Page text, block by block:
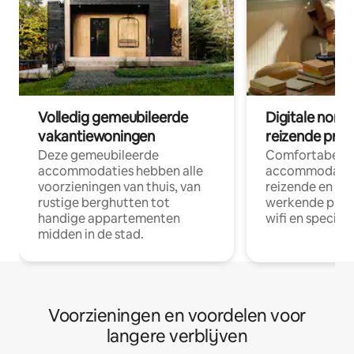
Volledig gemeubileerde
vakantiewoningen
Deze gemeubileerde
accommodaties hebben alle
voorzieningen van thuis, van
rustige berghutten tot
handige appartementen
midden in de stad.
Digitale
reizende
Comfortabele
reizende en
werkende
wifi en
Voorzieningen en voordelen voor
langere verblijven